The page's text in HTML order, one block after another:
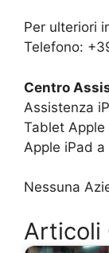
Per ulteriori
Telefono:
Centro
Assistenza
Tablet Apple
Apple iPad a
Nessuna
Articoli